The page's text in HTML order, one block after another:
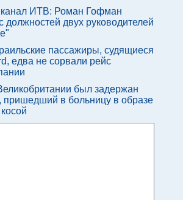
канал ИТВ: Роман Гофман
должностей двух руководителей
пассажиры, судящиеся
едва не сорвали рейс
был задержан
пришедший в больницу в образе